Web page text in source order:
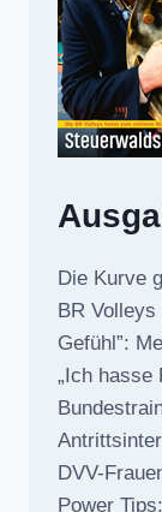
Die Kurve
BR Volleys
Gefühl”:
„Ich hasse
DVV-
Power